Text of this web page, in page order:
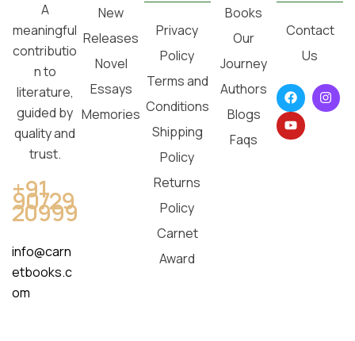
A
meaningful
contributio
n to
literature,
guided by
quality and
trust.
+91
90729
20999
info@carn
etbooks.c
om
New
Releases
Novel
Essays
Memories
Privacy
Policy
Terms and
Conditions
Shipping
Policy
Returns
Policy
Carnet
Award
Books
Our
Journey
Authors
Blogs
Faqs
Contact
Us